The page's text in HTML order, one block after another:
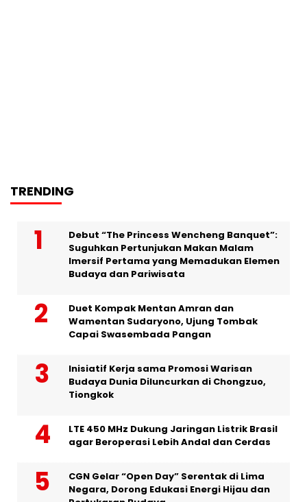
TRENDING
Debut “The Princess Wencheng Banquet”:
Suguhkan Pertunjukan Makan Malam
Imersif Pertama yang Memadukan Elemen
Budaya dan Pariwisata
Duet Kompak Mentan Amran dan
Wamentan Sudaryono, Ujung Tombak
Capai Swasembada Pangan
Inisiatif Kerja sama Promosi Warisan
Budaya Dunia Diluncurkan di Chongzuo,
Tiongkok
LTE 450 MHz Dukung Jaringan Listrik Brasil
agar Beroperasi Lebih Andal dan Cerdas
CGN Gelar “Open Day” Serentak di Lima
Negara, Dorong Edukasi Energi Hijau dan